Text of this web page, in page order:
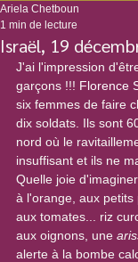
Israël, 19
Ariela Chetboun
1 min de lecture
J'ai l'impression
garçons !!! Florence
six femmes de faire
dix soldats. Ils sont
nord où le
insuffisant et ils ne
Quelle joie
à l'orange, aux petits
aux tomates... riz
aux oignons, une
alerte à la bombe